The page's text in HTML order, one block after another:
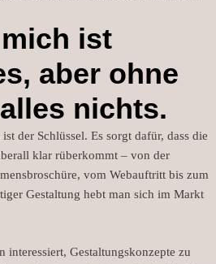
ist
aber ohne
nichts.
der Schlüssel. Es sorgt dafür, dass die
klar rüberkommt – von der
vom Webauftritt bis zum
Gestaltung hebt man sich im Markt
Gestaltungskonzepte zu